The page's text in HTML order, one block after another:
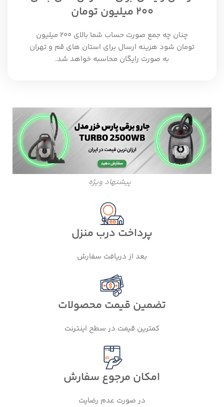
200 میلیون تومان
چنان چه جمع صورت حساب شما بالای 200 میلیون
تومان شود هزینه ارسال برای استان های قم و تهران
به صورت رایگان محاسبه خواهد شد.
پیشنهاد ویژه
پرداخت درب منزل
بعد از دریافت سفارش
تضمین قیمت محصولات
کمترین قیمت در سطح اینترنت
امکان مرجوع سفارش
در صورت عدم رضایت